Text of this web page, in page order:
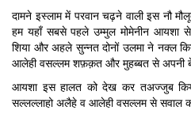
दामने इस्लाम में परवान चढ़ने वाली इस नौ
हम यहाँ सबसे पहले उम्मुल मोमेनीन आयशा
शिया और अहले सुन्नत दोनों उलमा ने नक्ल
आलेही वसल्लम शफ़क़त और मुहब्बत से अपनी
आयशा इस हालत को देख कर तअज्जुब
सल्लल्लाहो अलैहे व आलेही वसल्लम से सवाल